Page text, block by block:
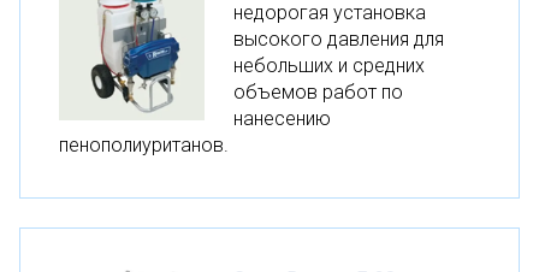
недорогая установка
высокого давления для
небольших и средних
объемов работ по
нанесению
пенополиуританов.